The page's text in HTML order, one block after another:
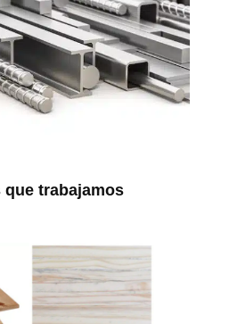
que trabajamos